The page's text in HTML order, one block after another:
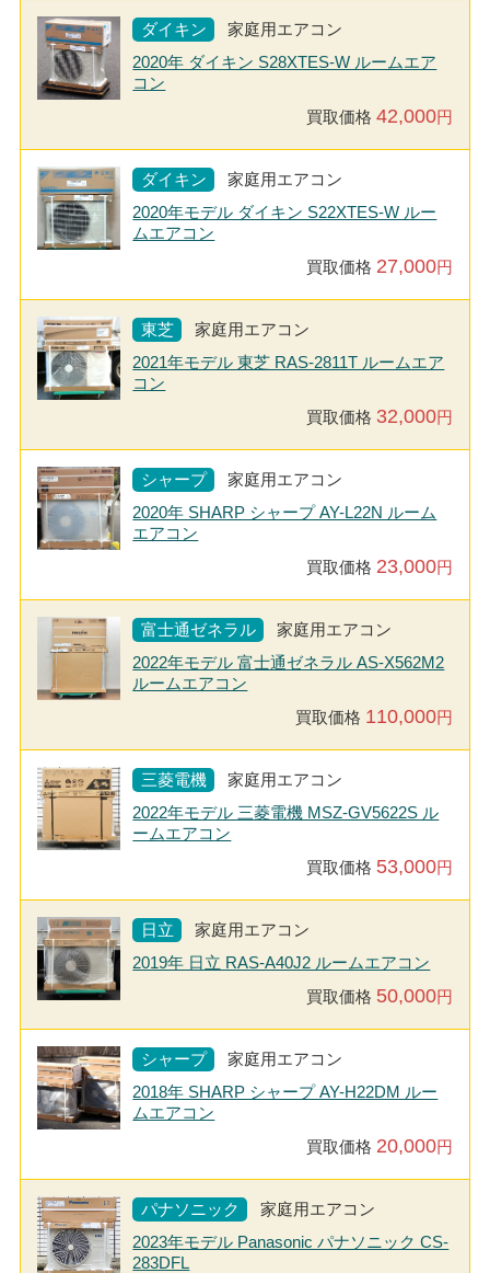
ダイキン
家庭用エアコン
2020年 ダイキン S28XTES-W ルームエア
コン
買取価格42,000円
ダイキン
家庭用エアコン
2020年モデル ダイキン S22XTES-W ルー
ムエアコン
買取価格 27,000円
東芝
家庭用エアコン
2021年モデル 東芝 RAS-2811T ルームエア
コン
買取価格 32,000円
シャープ
家庭用エアコン
2020年 SHARP シャープ AY-L22N ルーム
エアコン
買取価格 23,000円
富士通ゼネラル
家庭用エアコン
2022年モデル 富士通ゼネラル AS-X562M2
ルームエアコン
買取価格 110,000円
三菱電機
家庭用エアコン
2022年モデル 三菱電機 MSZ-GV5622S ル
ームエアコン
買取価格 53,000円
日立
家庭用エアコン
2019年 日立 RAS-A40J2 ルームエアコン
買取価格 50,000円
シャープ
家庭用エアコン
2018年 SHARP シャープ AY-H22DM ルー
ムエアコン
買取価格 20,000円
パナソニック
家庭用エアコン
2023年モデル Panasonic パナソニック CS-
283DFL